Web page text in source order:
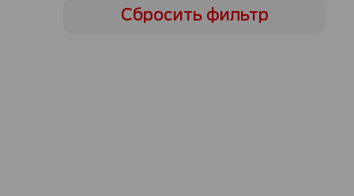
Сбросить фильтр